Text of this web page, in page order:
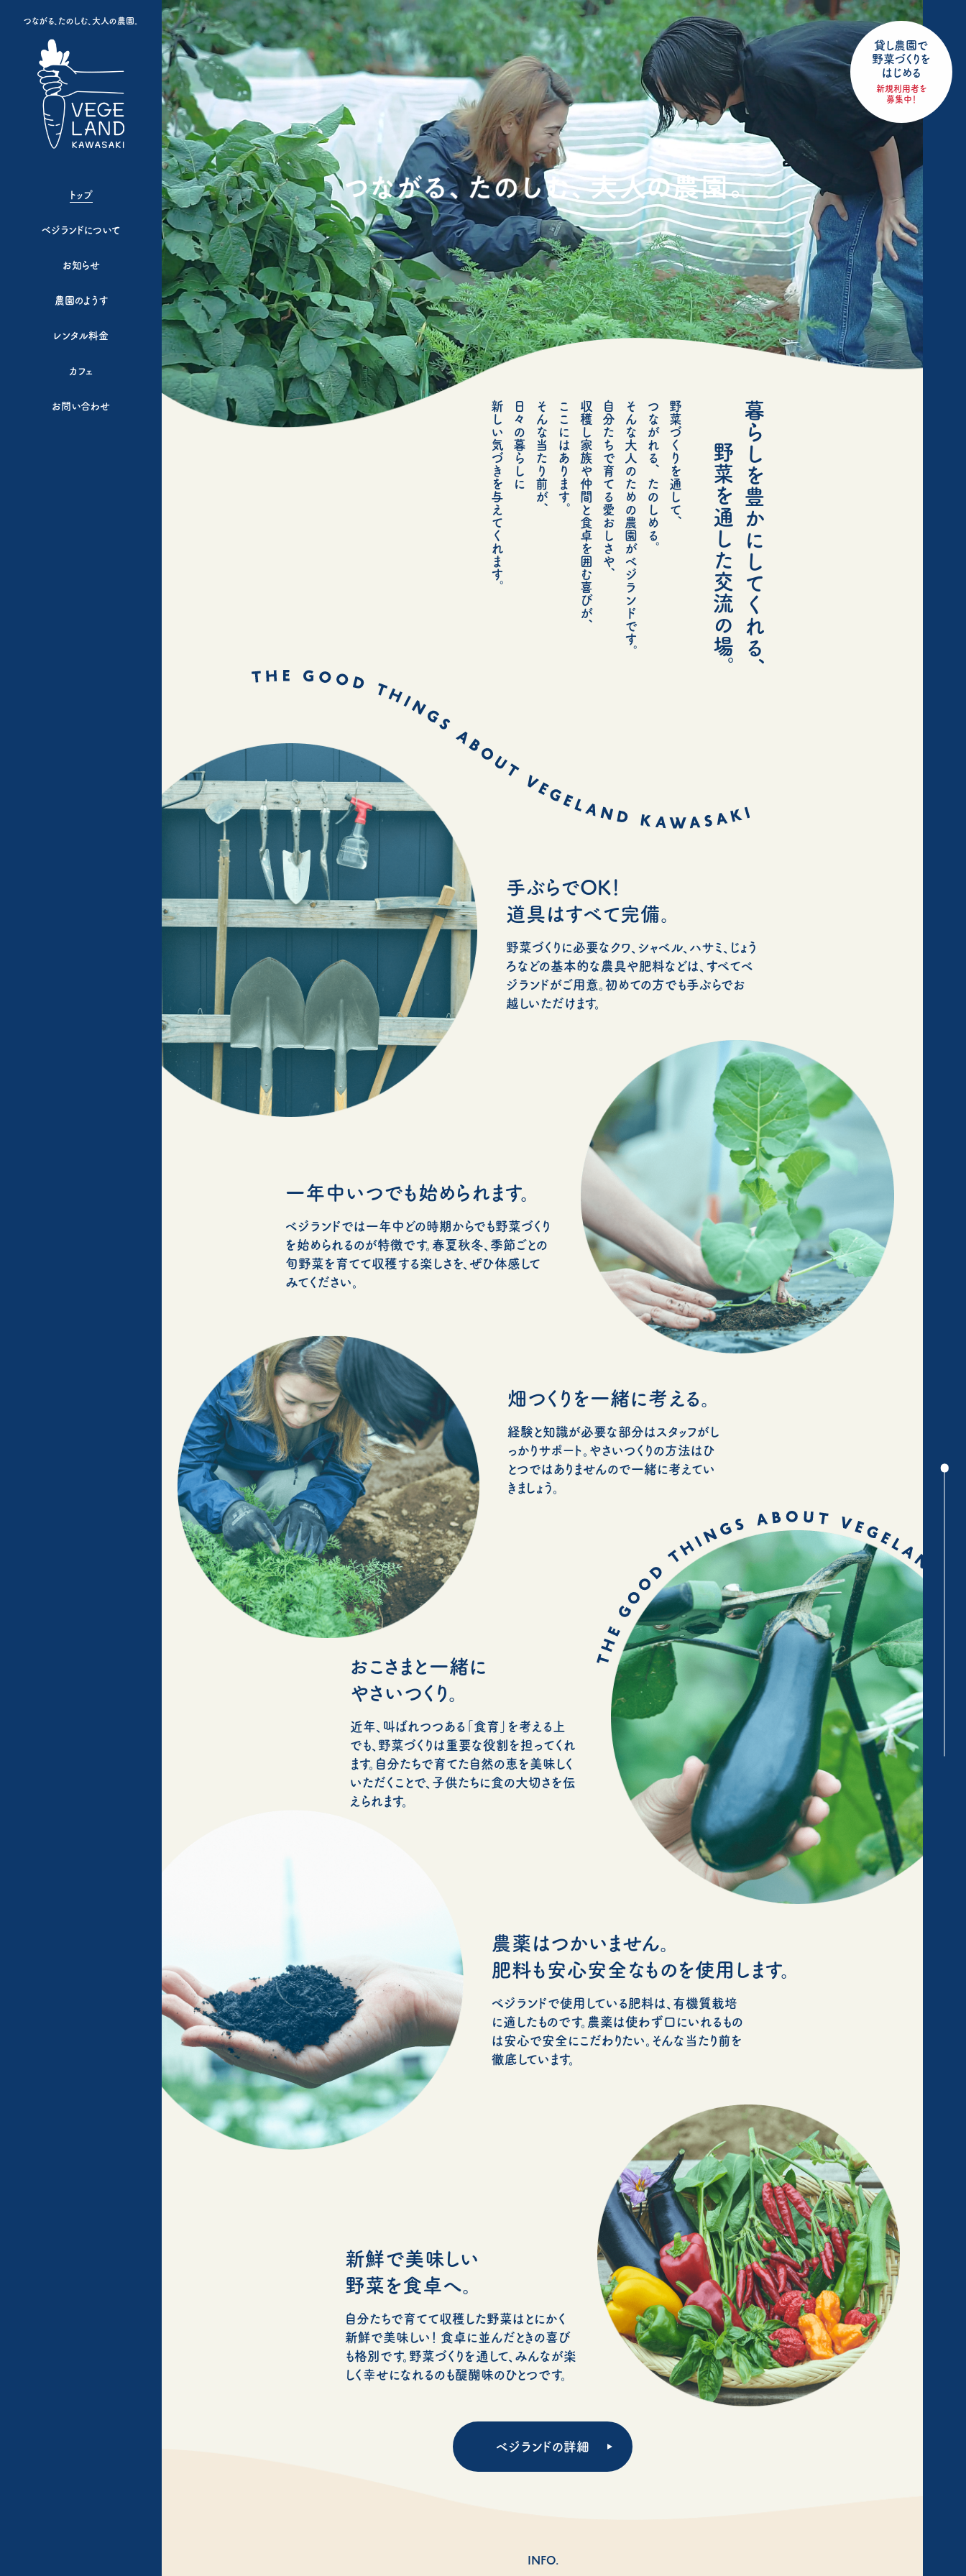
つながる、たのしむ、大人の農園。
トップ
ベジランドについて
お知らせ
農園のようす
レンタル料金
カフェ
お問い合わせ
貸し農園で
野菜づくりを
はじめる
新規利用者を
募集中！
暮らしを豊かにしてくれる、
野菜を通した交流の場。
野菜づくりを通して、
つながれる、たのしめる。
そんな大人のための農園がベジランドです。
自分たちで育てる愛おしさや、
収穫し家族や仲間と食卓を囲む喜びが、
ここにはあります。
そんな当たり前が、
日々の暮らしに
新しい気づきを与えてくれます。
手ぶらでOK！
道具はすべて完備。
野菜づくりに必要なクワ、シャベル、ハサミ、じょう
ろなどの基本的な農具や肥料などは、すべてベ
ジランドがご用意。初めての方でも手ぶらでお
越しいただけます。
一年中いつでも始められます。
ベジランドでは一年中どの時期からでも野菜づくり
を始められるのが特徴です。春夏秋冬、季節ごとの
旬野菜を育てて収穫する楽しさを、ぜひ体感して
みてください。
畑つくりを一緒に考える。
経験と知識が必要な部分はスタッフがし
っかりサポート。やさいつくりの方法はひ
とつではありませんので一緒に考えてい
きましょう。
おこさまと一緒に
やさいつくり。
近年、叫ばれつつある「食育」を考える上
でも、野菜づくりは重要な役割を担ってくれ
ます。自分たちで育てた自然の恵を美味しく
いただくことで、子供たちに食の大切さを伝
えられます。
農薬はつかいません。
肥料も安心安全なものを使用します。
べジランドで使用している肥料は、有機質栽培
に適したものです。農薬は使わず口にいれるもの
は安心で安全にこだわりたい。そんな当たり前を
徹底しています。
新鮮で美味しい
野菜を食卓へ。
自分たちで育てて収穫した野菜はとにかく
新鮮で美味しい！ 食卓に並んだときの喜び
も格別です。野菜づくりを通して、みんなが楽
しく幸せになれるのも醍醐味のひとつです。
ベジランドの詳細
INFO.